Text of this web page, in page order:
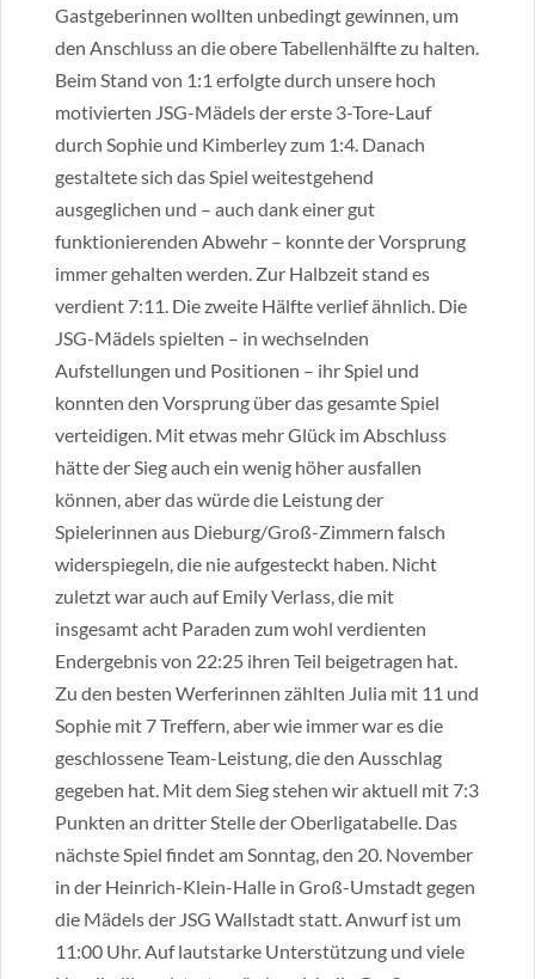
Gastgeberinnen wollten unbedingt gewinnen, um
den Anschluss an die obere Tabellenhälfte zu halten.
Beim Stand von 1:1 erfolgte durch unsere hoch
motivierten JSG-Mädels der erste 3-Tore-Lauf
durch Sophie und Kimberley zum 1:4. Danach
gestaltete sich das Spiel weitestgehend
ausgeglichen und – auch dank einer gut
funktionierenden Abwehr – konnte der Vorsprung
immer gehalten werden. Zur Halbzeit stand es
verdient 7:11. Die zweite Hälfte verlief ähnlich. Die
JSG-Mädels spielten – in wechselnden
Aufstellungen und Positionen – ihr Spiel und
konnten den Vorsprung über das gesamte Spiel
verteidigen. Mit etwas mehr Glück im Abschluss
hätte der Sieg auch ein wenig höher ausfallen
können, aber das würde die Leistung der
Spielerinnen aus Dieburg/Groß-Zimmern falsch
widerspiegeln, die nie aufgesteckt haben. Nicht
zuletzt war auch auf Emily Verlass, die mit
insgesamt acht Paraden zum wohl verdienten
Endergebnis von 22:25 ihren Teil beigetragen hat.
Zu den besten Werferinnen zählten Julia mit 11 und
Sophie mit 7 Treffern, aber wie immer war es die
geschlossene Team-Leistung, die den Ausschlag
gegeben hat. Mit dem Sieg stehen wir aktuell mit 7:3
Punkten an dritter Stelle der Oberligatabelle. Das
nächste Spiel findet am Sonntag, den 20. November
in der Heinrich-Klein-Halle in Groß-Umstadt gegen
die Mädels der JSG Wallstadt statt. Anwurf ist um
11:00 Uhr. Auf lautstarke Unterstützung und viele